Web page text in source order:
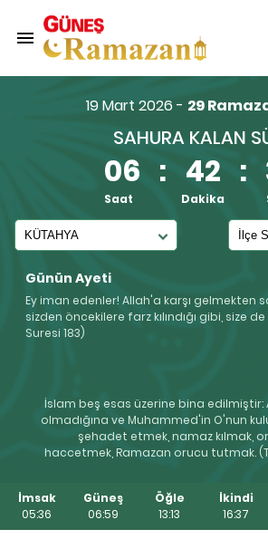
Günün Ayeti
Ey iman edenler! Allah'a karşı gelmekten
sizden öncekilere farz kılındığı gibi, size de
Suresi 183)
19 Mart 2026 - 29
SAHURA KALAN
06 : 42 :
Saat Dakika
İslam beş esas üzerine bina
olmadığına ve Muhammed'in O'nun
şehadet etmek, namaz kılmak,
haccetmek, Ramazan orucu tutmak.
İmsak
05:36
Güneş
06:59
Öğle
13:13
İkindi
16:37